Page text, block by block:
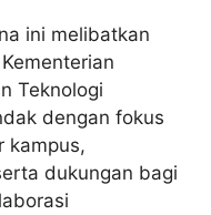
ini melibatkan
Teknologi
dengan fokus
kampus,
dukungan bagi